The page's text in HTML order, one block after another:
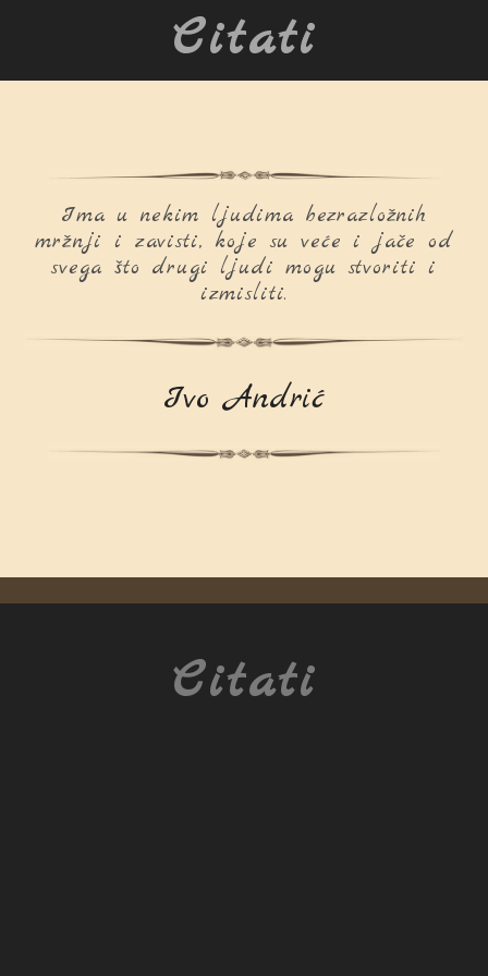
Citati
Ima u nekim ljudima bezrazložnih
mržnji i zavisti, koje su veće i jače od
svega što drugi ljudi mogu stvoriti i
izmisliti.
Ivo Andrić
Citati